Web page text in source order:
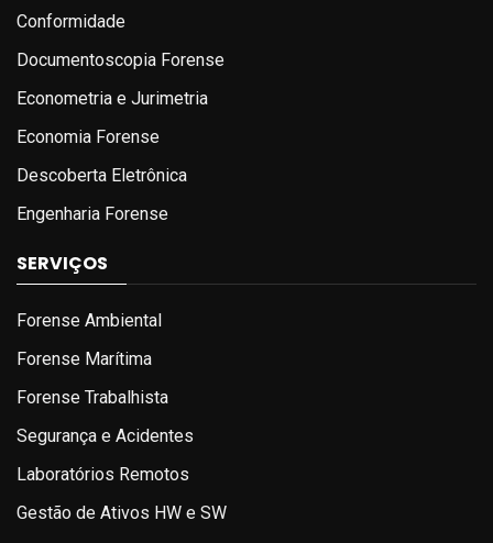
Conformidade
Documentoscopia Forense
Econometria e Jurimetria
Economia Forense
Descoberta Eletrônica
Engenharia Forense
SERVIÇOS
Forense Ambiental
Forense Marítima
Forense Trabalhista
Segurança e Acidentes
Laboratórios Remotos
Gestão de Ativos HW e SW